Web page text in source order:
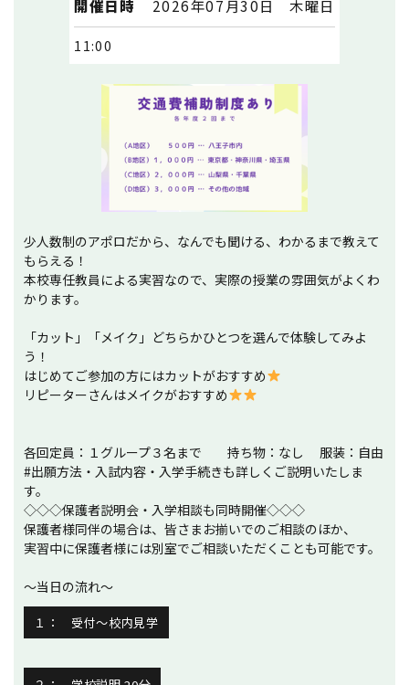
開催日時 2026年07月30日 木曜日
11:00
少人数制のアポロだから、なんでも聞ける、わかるまで教えて
もらえる！
本校専任教員による実習なので、実際の授業の雰囲気がよくわ
かります。
「カット」「メイク」 どちらかひとつを選んで体験してみよ
う！
はじめてご参加の方にはカットがおすすめ
リピーターさんはメイクがおすすめ
各回定員：１グループ３名まで 持ち物：なし 服装：自由
#出願方法・入試内容・入学手続きも詳しくご説明いたしま
す。
◇◇◇保護者説明会・入学相談も同時開催◇◇◇
保護者様同伴の場合は、皆さまお揃いでのご相談のほか、
実習中に保護者様には別室でご相談いただくことも可能です。
～当日の流れ～
１： 受付～校内見学